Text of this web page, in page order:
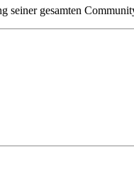
seiner gesamten